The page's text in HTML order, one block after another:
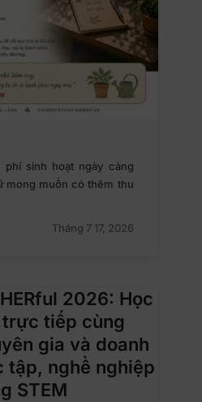
phí sinh hoạt ngày càng
mong muốn có thêm thu
Tháng 7 17, 2026
2026: Học
tiếp cùng
gia và doanh
tập, nghề nghiệp
STEM